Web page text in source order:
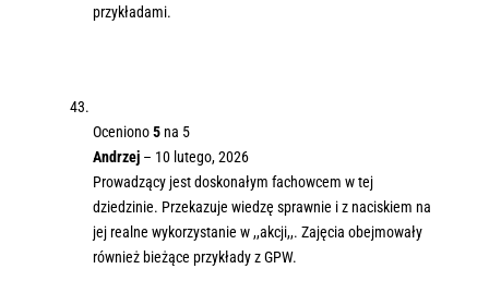
przykładami.
Oceniono5na 5
Andrzej – 10 lutego, 2026
Prowadzący jest doskonałym fachowcem w tej
dziedzinie. Przekazuje wiedzę sprawnie i z naciskiem na
jej realne wykorzystanie w ,,akcji,,. Zajęcia obejmowały
również bieżące przykłady z GPW.